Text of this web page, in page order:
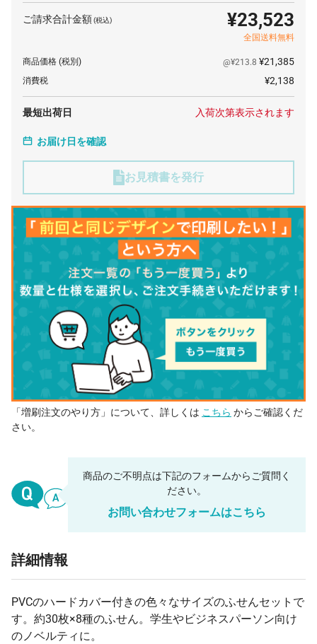
ご請求合計金額(税込) ¥23,523
全国送料無料
商品価格 (税別) @¥213.8 ¥21,385
消費税 ¥2,138
最短出荷日 入荷次第表示されます
お届け日を確認
お見積書を発行
「増刷注文のやり方」について、詳しくは こちら からご確認くだ
さい。
商品のご不明点は下記のフォームからご質問く
ださい。
お問い合わせフォームはこちら
詳細情報
PVCのハードカバー付きの色々なサイズのふせんセットで
す。約30枚×8種のふせん。学生やビジネスパーソン向け
のノベルティに。